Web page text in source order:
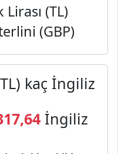
Lirası (TL)
(GBP)
kaç İngiliz
İngiliz